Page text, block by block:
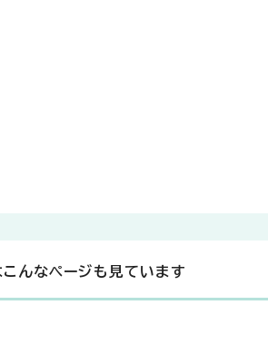
んなページも見ています